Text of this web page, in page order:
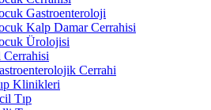
Gastroenteroloji
Kalp Damar Cerrahisi
Ürolojisi
Cerrahisi
Cerrahi
Klinikleri
Tıp